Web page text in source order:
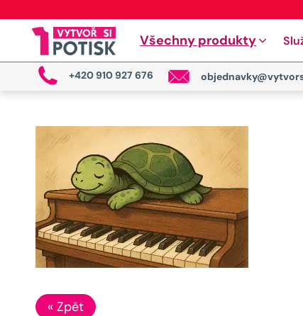
Všechny produkty
+420 910 927 676
« Zpět